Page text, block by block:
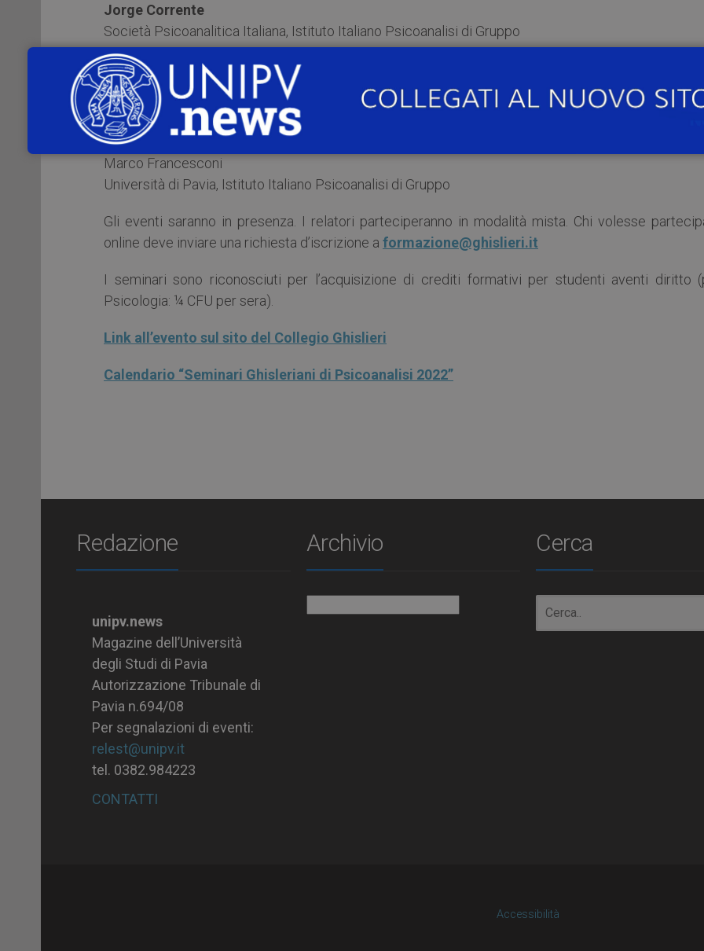
Jorge Corrente
Società Psicoanalitica Italiana, Istituto Italiano Psicoanalisi di Gruppo
ne parla con
Kaha Mohamed Aden
Scrittrice e Mediatrice culturale
Marco Francesconi
Università di Pavia, Istituto Italiano Psicoanalisi di Gruppo
Gli eventi saranno in presenza. I relatori parteciperanno in modalità mista. Chi volesse
online deve inviare una richiesta d’iscrizione a formazione@ghislieri.it
I seminari sono riconosciuti per l’acquisizione di crediti formativi per studenti aventi diritto
Psicologia: ¼ CFU per sera).
Link all’evento sul sito del Collegio Ghislieri
Calendario “Seminari Ghisleriani di Psicoanalisi 2022”
Redazione
unipv.news
Magazine dell’Università
degli Studi di Pavia
Autorizzazione Tribunale di
Pavia n.694/08
Per segnalazioni di eventi:
relest@unipv.it
tel. 0382.984223
CONTATTI
Archivio Cerca
Accessibilità